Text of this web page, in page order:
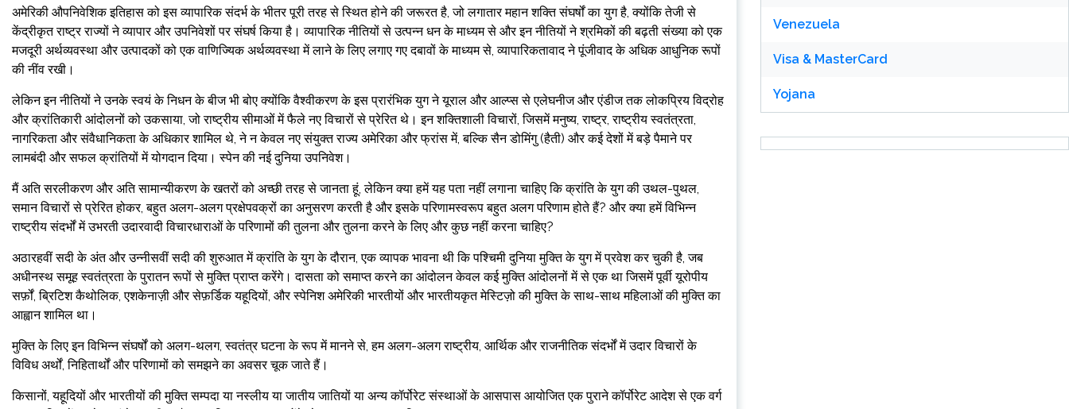
अमेरिकी औपनिवेशिक इतिहास को इस व्यापारिक संदर्भ के भीतर पूरी तरह से स्थित होने की जरूरत है, जो लगातार महान शक्ति संघर्षों का युग है, क्योंकि तेजी से
केंद्रीकृत राष्ट्र राज्यों ने व्यापार और उपनिवेशों पर संघर्ष किया है। व्यापारिक नीतियों से उत्पन्न धन के माध्यम से और इन नीतियों ने श्रमिकों की बढ़ती संख्या को एक
मजदूरी अर्थव्यवस्था और उत्पादकों को एक वाणिज्यिक अर्थव्यवस्था में लाने के लिए लगाए गए दबावों के माध्यम से, व्यापारिकतावाद ने पूंजीवाद के अधिक आधुनिक रूपों
की नींव रखी।
लेकिन इन नीतियों ने उनके स्वयं के निधन के बीज भी बोए क्योंकि वैश्वीकरण के इस प्रारंभिक युग ने यूराल और आल्प्स से एलेघनीज और एंडीज तक लोकप्रिय विद्रोह
और क्रांतिकारी आंदोलनों को उकसाया, जो राष्ट्रीय सीमाओं में फैले नए विचारों से प्रेरित थे। इन शक्तिशाली विचारों, जिसमें मनुष्य, राष्ट्र, राष्ट्रीय स्वतंत्रता,
नागरिकता और संवैधानिकता के अधिकार शामिल थे, ने न केवल नए संयुक्त राज्य अमेरिका और फ्रांस में, बल्कि सैन डोमिंगु (हैती) और कई देशों में बड़े पैमाने पर
लामबंदी और सफल क्रांतियों में योगदान दिया। स्पेन की नई दुनिया उपनिवेश।
मैं अति सरलीकरण और अति सामान्यीकरण के खतरों को अच्छी तरह से जानता हूं, लेकिन क्या हमें यह पता नहीं लगाना चाहिए कि क्रांति के युग की उथल-पुथल,
समान विचारों से प्रेरित होकर, बहुत अलग-अलग प्रक्षेपवक्रों का अनुसरण करती है और इसके परिणामस्वरूप बहुत अलग परिणाम होते हैं? और क्या हमें विभिन्न
राष्ट्रीय संदर्भों में उभरती उदारवादी विचारधाराओं के परिणामों की तुलना और तुलना करने के लिए और कुछ नहीं करना चाहिए?
अठारहवीं सदी के अंत और उन्नीसवीं सदी की शुरुआत में क्रांति के युग के दौरान, एक व्यापक भावना थी कि पश्चिमी दुनिया मुक्ति के युग में प्रवेश कर चुकी है, जब
अधीनस्थ समूह स्वतंत्रता के पुरातन रूपों से मुक्ति प्राप्त करेंगे। दासता को समाप्त करने का आंदोलन केवल कई मुक्ति आंदोलनों में से एक था जिसमें पूर्वी यूरोपीय
सर्फ़ों, ब्रिटिश कैथोलिक, एशकेनाज़ी और सेफ़र्डिक यहूदियों, और स्पेनिश अमेरिकी भारतीयों और भारतीयकृत मेस्टिज़ो की मुक्ति के साथ-साथ महिलाओं की मुक्ति का
आह्वान शामिल था।
मुक्ति के लिए इन विभिन्न संघर्षों को अलग-थलग, स्वतंत्र घटना के रूप में मानने से, हम अलग-अलग राष्ट्रीय, आर्थिक और राजनीतिक संदर्भों में उदार विचारों के
विविध अर्थों, निहितार्थों और परिणामों को समझने का अवसर चूक जाते हैं।
किसानों, यहूदियों और भारतीयों की मुक्ति सम्पदा या नस्लीय या जातीय जातियों या अन्य कॉर्पोरेट संस्थाओं के आसपास आयोजित एक पुराने कॉर्पोरेट आदेश से एक वर्ग
Venezuela
Visa & MasterCard
Yojana